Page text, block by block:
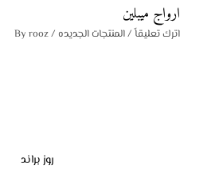
ارواج ميبلين
اترك تعليقاً/المنتجات الجديده / By
rooz
روز براند